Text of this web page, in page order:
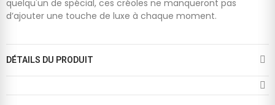
quelqu'un de spécial, ces créoles ne manqueront pas
d’ajouter une touche de luxe à chaque moment.
DÉTAILS DU PRODUIT